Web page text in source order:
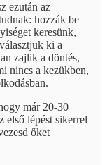
ezután az
hozzák be
keresünk,
ki a
zajlik a döntés,
nincs a kezükben,
már 20-30
első lépést sikerrel
őket